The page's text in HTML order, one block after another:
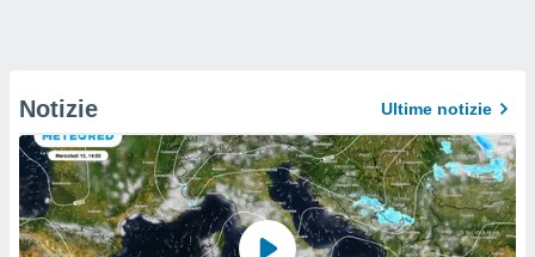
Notizie Ultime notizie